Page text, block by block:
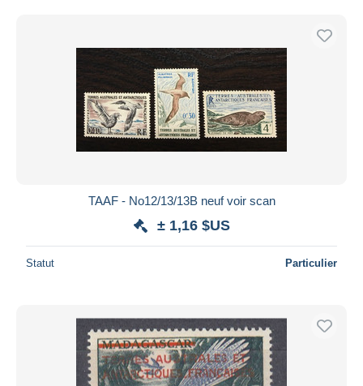
TAAF - No12/13/13B neuf voir scan
± 1,16 $US
Statut Particulier